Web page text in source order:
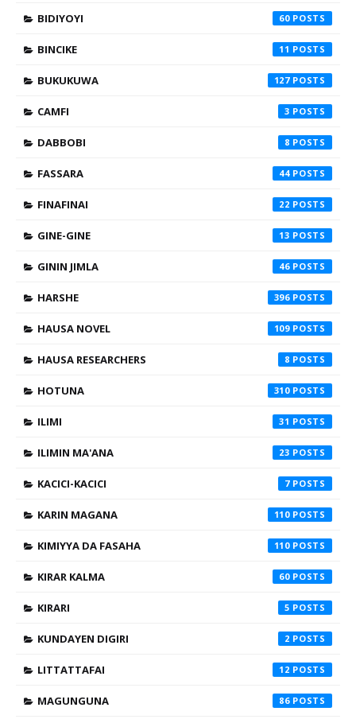
BIDIYOYI 60
BINCIKE 11
BUKUKUWA 127
CAMFI 3
DABBOBI 8
FASSARA 44
FINAFINAI 22
GINE-GINE 13
GININ JIMLA 46
HARSHE 396
HAUSA NOVEL 109
HAUSA RESEARCHERS 8
HOTUNA 310
ILIMI 31
ILIMIN MA'ANA 23
KACICI-KACICI 7
KARIN MAGANA 110
KIMIYYA DA FASAHA 110
KIRAR KALMA 60
KIRARI 5
KUNDAYEN DIGIRI 2
LITTATTAFAI 12
MAGUNGUNA 86